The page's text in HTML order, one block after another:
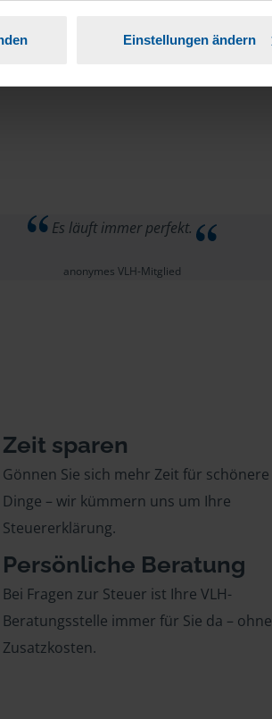
Einstellungen ändern
Es läuft immer perfekt.
anonymes VLH-Mitglied
Zeit sparen
Gönnen Sie sich mehr Zeit für schönere
Dinge – wir kümmern uns um Ihre
Steuererklärung.
Persönliche Beratung
Bei Fragen zur Steuer ist Ihre VLH-
Beratungsstelle immer für Sie da – ohne
Zusatzkosten.